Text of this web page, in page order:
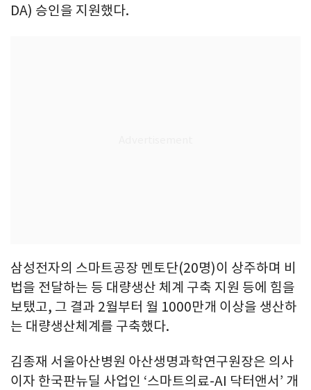
DA) 승인을 지원했다.
삼성전자의 스마트공장 멘토단(20명)이 상주하며 비
법을 전달하는 등 대량생산 체계 구축 지원 등에 힘을
보탰고, 그 결과 2월부터 월 1000만개 이상을 생산하
는 대량생산체계를 구축했다.
김종재 서울아산병원 아산생명과학연구원장은 의사
이자 한국판뉴딜 사업인 ‘스마트의료-AI 닥터앤서’ 개